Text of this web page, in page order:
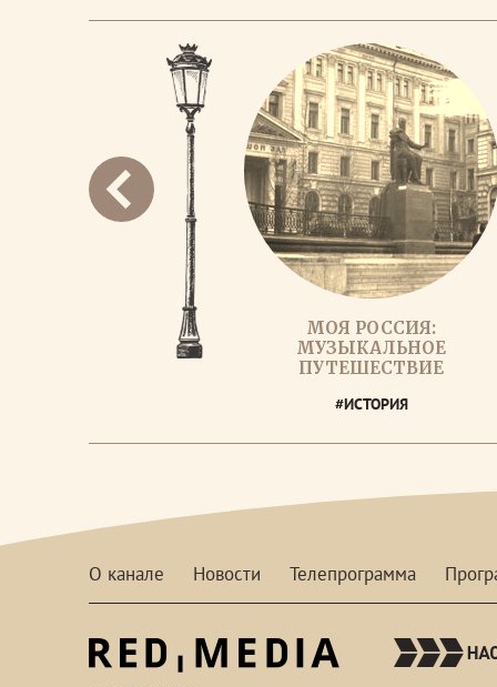
МОЯ РОССИЯ:
МУЗЫКАЛЬНОЕ
ПУТЕШЕСТВИЕ
#ИСТОРИЯ
О канале Новости Телепрограмма